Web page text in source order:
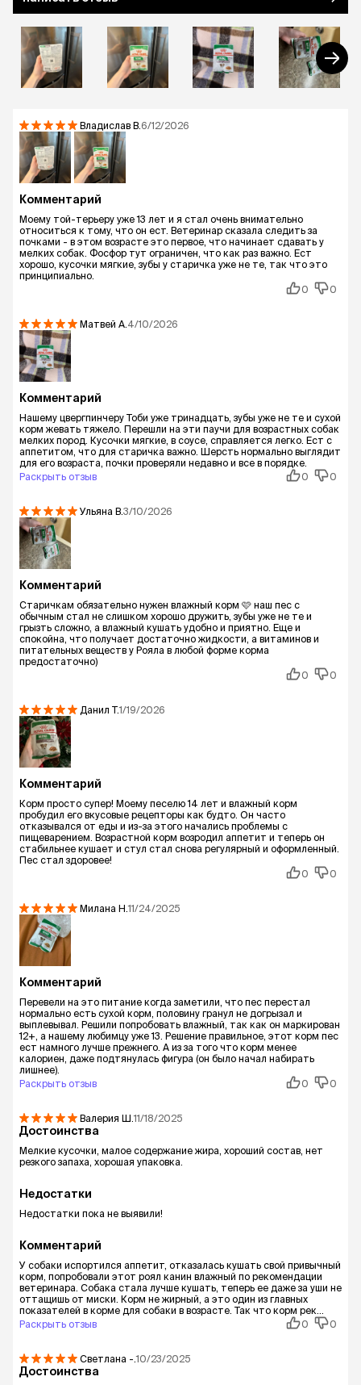
здоровье кожи и красоту шерсти.
Владислав В. 6/12/2026
Комментарий
Моему той-терьеру уже 13 лет и я стал очень внимательно
относиться к тому, что он ест. Ветеринар сказала следить за
почками - в этом возрасте это первое, что начинает сдавать у
мелких собак. Фосфор тут ограничен, что как раз важно. Ест
хорошо, кусочки мягкие, зубы у старичка уже не те, так что это
принципиально.
0
0
Матвей А. 4/10/2026
Комментарий
Нашему цвергпинчеру Тоби уже тринадцать, зубы уже не те и сухой
корм жевать тяжело. Перешли на эти паучи для возрастных собак
мелких пород. Кусочки мягкие, в соусе, справляется легко. Ест с
аппетитом, что для старичка важно. Шерсть нормально выглядит
для его возраста, почки проверяли недавно и все в порядке.
Раскрыть отзыв
0 0
Ульяна В. 3/10/2026
Комментарий
Старичкам обязательно нужен влажный корм 🩷 наш пес с
обычным стал не слишком хорошо дружить, зубы уже не те и
грызть сложно, а влажный кушать удобно и приятно. Еще и
спокойна, что получает достаточно жидкости, а витаминов и
питательных веществ у Рояла в любой форме корма
предостаточно)
0
0
Данил Т.1/19/2026
Комментарий
Корм просто супер! Моему песелю 14 лет и влажный корм
пробудил его вкусовые рецепторы как будто. Он часто
отказывался от еды и из-за этого начались проблемы с
пищеварением. Возрастной корм возродил аппетит и теперь он
стабильнее кушает и стул стал снова регулярный и оформленный.
Пес стал здоровее!
0
0
Милана Н.11/24/2025
Комментарий
Перевели на это питание когда заметили, что пес перестал
нормально есть сухой корм, половину гранул не догрызал и
выплевывал. Решили попробовать влажный, так как он маркирован
12+, а нашему любимцу уже 13. Решение правильное, этот корм пес
ест намного лучше прежнего. А из за того что корм менее
калориен, даже подтянулась фигура (он было начал набирать
лишнее).
Раскрыть отзыв
0 0
Валерия Ш.11/18/2025
Достоинства
Мелкие кусочки, малое содержание жира, хороший состав, нет
резкого запаха, хорошая упаковка.
Недостатки
Недостатки пока не выявили!
Комментарий
У собаки испортился аппетит, отказалась кушать свой привычный
корм, попробовали этот роял канин влажный по рекомендации
ветеринара. Собака стала лучше кушать, теперь ее даже за уши не
оттащишь от миски. Корм не жирный, а это один из главных
показателей в корме для собаки в возрасте. Так что корм рек...
Раскрыть отзыв
0 0
Светлана -.10/23/2025
Достоинства